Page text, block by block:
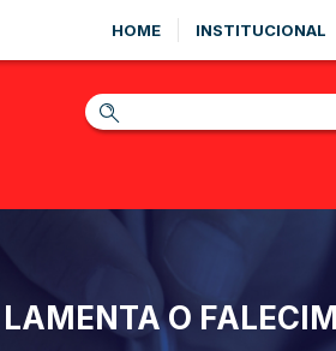
HOME INSTITUCIONAL
O